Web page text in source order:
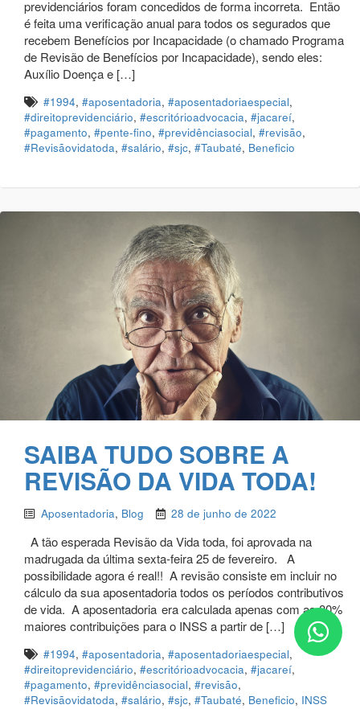
previdenciários foram concedidos de forma incorreta. Então
é feita uma verificação anual para todos os segurados que
recebem Benefícios por Incapacidade (o chamado Programa
de Revisão de Benefícios por Incapacidade), sendo eles:
Auxílio Doença e […]
#1994, #aposentadoria, #aposentadoriaespecial,
#direitoprevidenciário, #escritórioadvocacia, #jacareí,
#pagamento, #pente-fino, #previdênciasocial, #revisão,
#Revisãovidatoda, #salário, #sjc, #Taubaté, Beneficio
SAIBA TUDO SOBRE A
REVISÃO DA VIDA TODA!
Aposentadoria, Blog 28 de junho de 2022
A tão esperada Revisão da Vida toda, foi aprovada na
madrugada da última sexta-feira 25 de fevereiro. A
possibilidade agora é real!! A revisão consiste em incluir no
cálculo da sua aposentadoria todos os períodos contributivos
de vida. A aposentadoria era calculada apenas com as 80%
maiores contribuições para o INSS a partir de […]
#1994, #aposentadoria, #aposentadoriaespecial,
#direitoprevidenciário, #escritórioadvocacia, #jacareí,
#pagamento, #previdênciasocial, #revisão,
#Revisãovidatoda, #salário, #sjc, #Taubaté, Beneficio, INSS